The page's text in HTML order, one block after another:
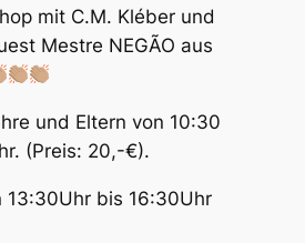
mit C.M. Kléber und
Mestre NEGÃO aus
und Eltern von 10:30
(Preis: 20,-€).
13:30Uhr bis 16:30Uhr